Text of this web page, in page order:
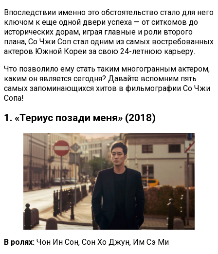
Впоследствии именно это обстоятельство стало для него
ключом к еще одной двери успеха — от ситкомов до
исторических дорам, играя главные и роли второго
плана, Со Чжи Соп стал одним из самых востребованных
актеров Южной Кореи за свою 24-летнюю карьеру.
Что позволило ему стать таким многогранным актером,
каким он является сегодня? Давайте вспомним пять
самых запоминающихся хитов в фильмографии Со Чжи
Сопа!
1. «Териус позади меня» (2018)
В ролях: Чон Ин Сон, Сон Хо Джун, Им Сэ Ми